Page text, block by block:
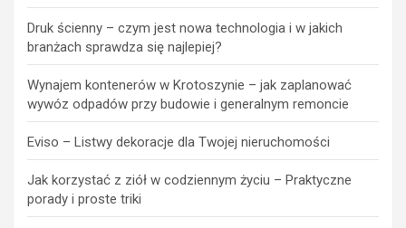
Druk ścienny – czym jest nowa technologia i w jakich
branżach sprawdza się najlepiej?
Wynajem kontenerów w Krotoszynie – jak zaplanować
wywóz odpadów przy budowie i generalnym remoncie
Eviso – Listwy dekoracje dla Twojej nieruchomości
Jak korzystać z ziół w codziennym życiu – Praktyczne
porady i proste triki